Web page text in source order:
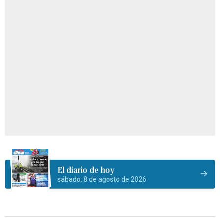
El diario de hoy
sábado, 8 de agosto de 2026